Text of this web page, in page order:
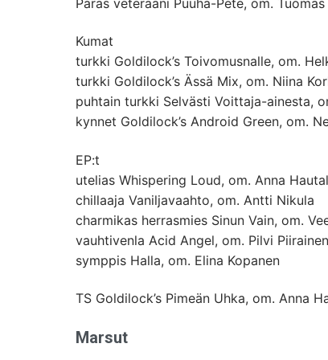
Kumat
turkki Goldilock’s Toivomusnalle, om.
turkki Goldilock’s Ässä Mix, om. Niina
puhtain turkki Selvästi Voittaja-ainesta,
kynnet Goldilock’s Android Green, om.
EP:t
utelias Whispering Loud, om. Anna
chillaaja Vaniljavaahto, om. Antti Nikula
charmikas herrasmies Sinun Vain, om.
vauhtivenla Acid Angel, om. Pilvi Piirainen
symppis Halla, om. Elina Kopanen
TS Goldilock’s Pimeän Uhka, om. Anna
Marsut